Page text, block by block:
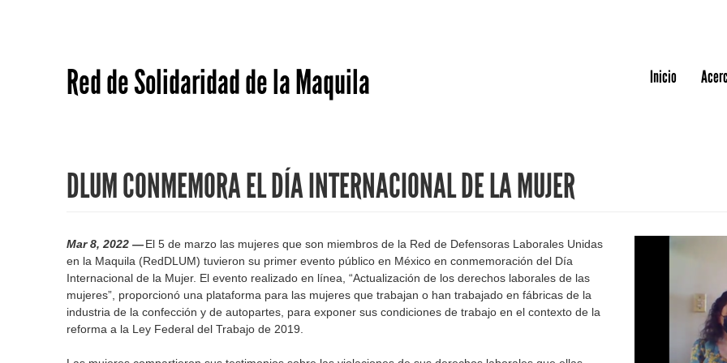
Red de Solidaridad de la Maquila Inicio
DLUM CONMEMORA EL DÍA INTERNACIONAL DE LA MUJER
Mar 8, 2022 —El 5 de marzo las mujeres que son miembros de la Red de Defensoras Laborales Unidas
en la Maquila (RedDLUM) tuvieron su primer evento público en México en conmemoración del Día
Internacional de la Mujer. El evento realizado en línea, “Actualización de los derechos laborales de las
mujeres”, proporcionó una plataforma para las mujeres que trabajan o han trabajado en fábricas de la
industria de la confección y de autopartes, para exponer sus condiciones de trabajo en el contexto de la
reforma a la Ley Federal del Trabajo de 2019.